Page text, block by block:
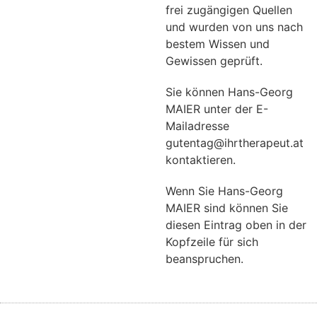
frei zugängigen Quellen
und wurden von uns nach
bestem Wissen und
Gewissen geprüft.
Sie können Hans-Georg
MAIER unter der E-
Mailadresse
gutentag@ihrtherapeut.at
kontaktieren.
Wenn Sie Hans-Georg
MAIER sind können Sie
diesen Eintrag oben in der
Kopfzeile für sich
beanspruchen.